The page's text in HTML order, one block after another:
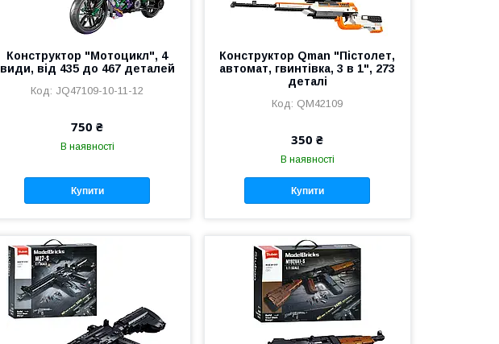
Конструктор "Мотоцикл", 4
види, від 435 до 467 деталей
JQ47109-10-11-12
750 ₴
В наявності
Купити
Конструктор Qman "Пістолет,
автомат, гвинтівка, 3 в 1", 273
деталі
QM42109
350 ₴
В наявності
Купити